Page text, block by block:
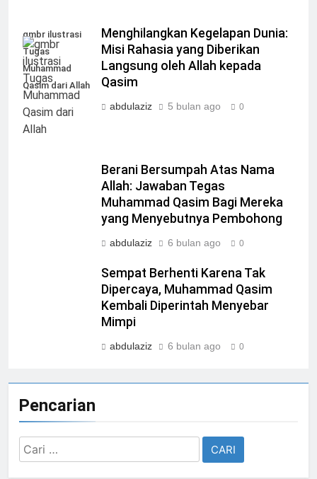
gmbr ilustrasi
Tugas
Muhammad
Qasim dari Allah
Menghilangkan Kegelapan Dunia:
Misi Rahasia yang Diberikan
Langsung oleh Allah kepada
Qasim
abdulaziz 5 bulan ago 0
Berani Bersumpah Atas Nama
Allah: Jawaban Tegas
Muhammad Qasim Bagi Mereka
yang Menyebutnya Pembohong
abdulaziz 6 bulan ago 0
Sempat Berhenti Karena Tak
Dipercaya, Muhammad Qasim
Kembali Diperintah Menyebar
Mimpi
abdulaziz 6 bulan ago 0
Pencarian
Cari
untuk: